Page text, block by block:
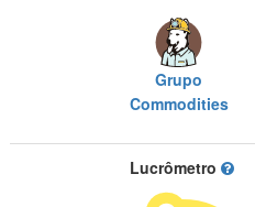
Grupo
Commodities
Lucrômetro